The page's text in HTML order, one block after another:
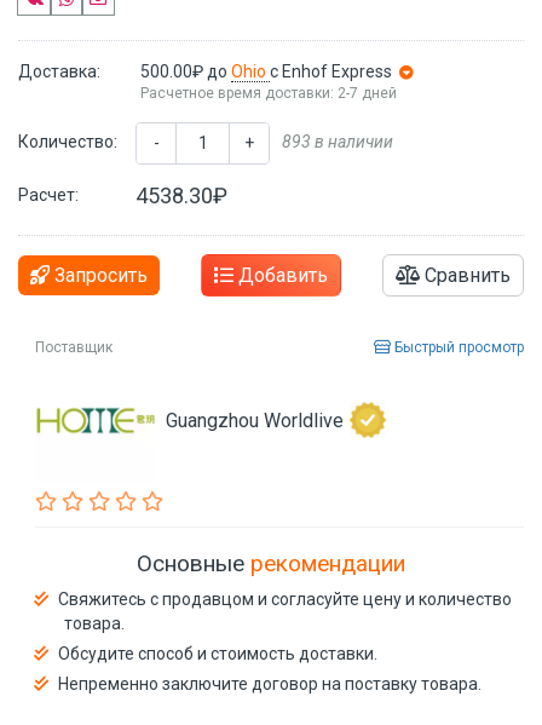
Доставка: 500.00₽ до Ohio с Enhof Express
Расчетное время доставки: 2-7 дней
Количество: - + 893 в наличии
Расчет: 4538.30₽
Запросить Добавить Сравнить
Поставщик Быстрый просмотр
Guangzhou Worldlive
Основные рекомендации
Свяжитесь с продавцом и согласуйте цену и количество
товара.
Обсудите способ и стоимость доставки.
Непременно заключите договор на поставку товара.